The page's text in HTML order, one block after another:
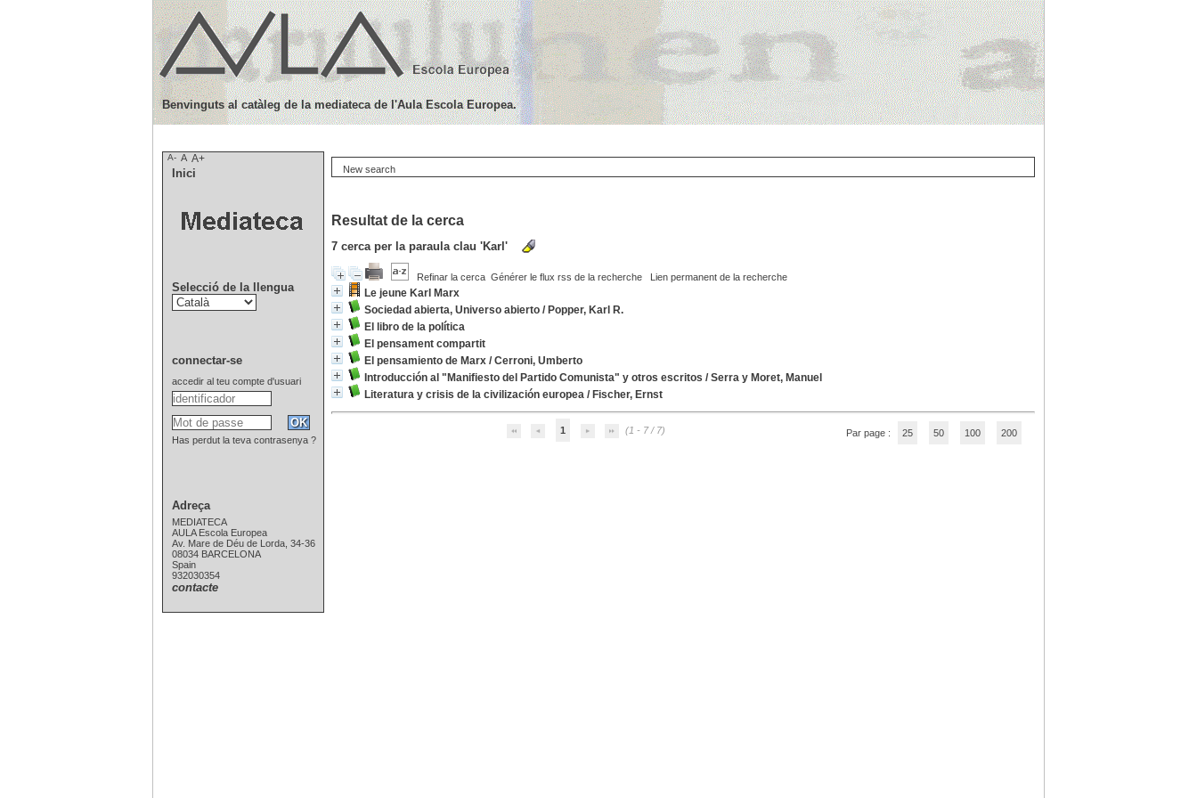
New search
Resultat de la cerca
7 cerca per la paraula clau 'Karl'
Refinar la cerca Générer le flux rss de la recherche Lien permanent de la recherche
Le jeune Karl Marx
Sociedad abierta, Universo abierto / Popper, Karl R.
El libro de la política
El pensament compartit
El pensamiento de Marx /Cerroni, Umberto
Introducción al "Manifiesto del Partido Comunista" y otros escritos /Serra y Moret, Manuel
Literatura y crisis de la civilización europea / Fischer, Ernst
1 (1 - 7 / 7) Par page : 25 50 100 200
Benvinguts al catàleg de la mediateca de l'Aula Escola Europea.
A- A A+
Inici
Selecció de la llengua
connectar-se
accedir al teu compte d'usuari
Has perdut la teva contrasenya ?
Adreça
MEDIATECA
AULA Escola Europea
Av. Mare de Déu de Lorda, 34-36
08034 BARCELONA
Spain
932030354
contacte